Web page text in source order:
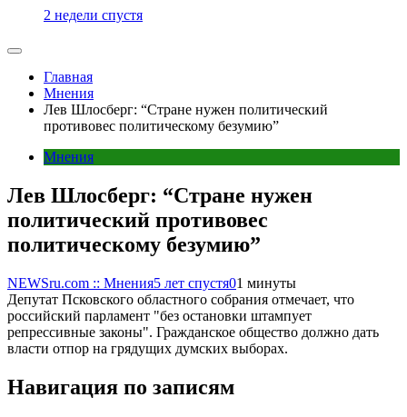
2 недели спустя
Главная
Мнения
Лев Шлосберг: “Стране нужен политический
противовес политическому безумию”
Мнения
Лев Шлосберг: “Стране нужен
политический противовес
политическому безумию”
NEWSru.com :: Мнения5 лет спустя01 минуты
Депутат Псковского областного собрания отмечает, что
российский парламент "без остановки штампует
репрессивные законы". Гражданское общество должно дать
власти отпор на грядущих думских выборах.
Навигация по записям